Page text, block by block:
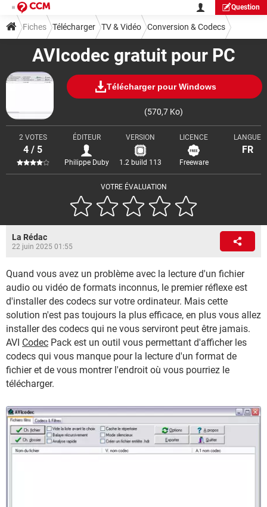
Question
AVIcodec gratuit pour PC
Télécharger pour Windows
(570,7 Ko)
VOTRE ÉVALUATION
2 VOTES
4 / 5
ÉDITEUR
Philippe Duby
VERSION
1.2 build 113
LICENCE
Freeware
LANGUE
FR
Fiches Télécharger TV & Vidéo Conversion & Codecs
La Rédac
22 juin 2025 01:55
Quand vous avez un problème avec la lecture d'un fichier
audio ou vidéo de formats inconnus, le premier réflexe est
d'installer des codecs sur votre ordinateur. Mais cette
solution n'est pas toujours la plus efficace, en plus vous allez
installer des codecs qui ne vous serviront peut être jamais.
AVI Codec Pack est un outil vous permettant d'afficher les
codecs qui vous manque pour la lecture d'un format de
fichier et de vous montrer l'endroit où vous pourriez le
télécharger.